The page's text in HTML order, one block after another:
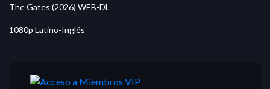
The Gates (2026) WEB-DL
1080p Latino-Inglés